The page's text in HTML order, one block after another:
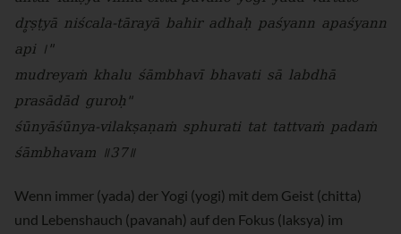
dr̥ṣṭyā niścala-tārayā bahir adhaḥ paśyann apaśyann
api ।"
mudreyaṁ khalu śāmbhavī bhavati sā labdhā
prasādād guroḥ"
śūnyāśūnya-vilakṣaṇaṁ sphurati tat tattvaṁ padaṁ
śāmbhavam ॥37॥
Wenn immer (yada) der Yogi (yogi) mit dem Geist (chitta)
und Lebenshauch (pavanah) auf den Fokus (laksya) im